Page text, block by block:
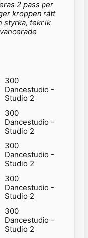
2 pass per
kroppen rätt
styrka, teknik
300
Dancestudio -
Studio 2
300
Dancestudio -
Studio 2
300
Dancestudio -
Studio 2
300
Dancestudio -
Studio 2
300
Dancestudio -
Studio 2